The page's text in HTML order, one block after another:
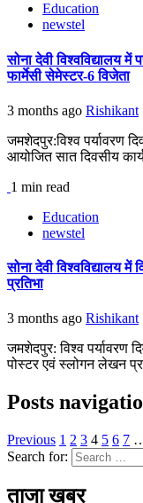
Education
newstel
सोना देवी विश्वविद्यालय
फार्मेसी सेमेस्टर-6 विजेता
3 months ago Rishikant
जमशेदपुर:विश्व पर्यावरण
आयोजित सात दिवसीय
1 min read
Education
newstel
सोना देवी विश्वविद्यालय में
प्रतिभा
3 months ago Rishikant
जमशेदपुर: विश्व पर्यावरण
पोस्टर एवं स्लोगन लेखन
Posts
Previous 1 2 3 4 5 6 7
Search for:
ताजा खबर